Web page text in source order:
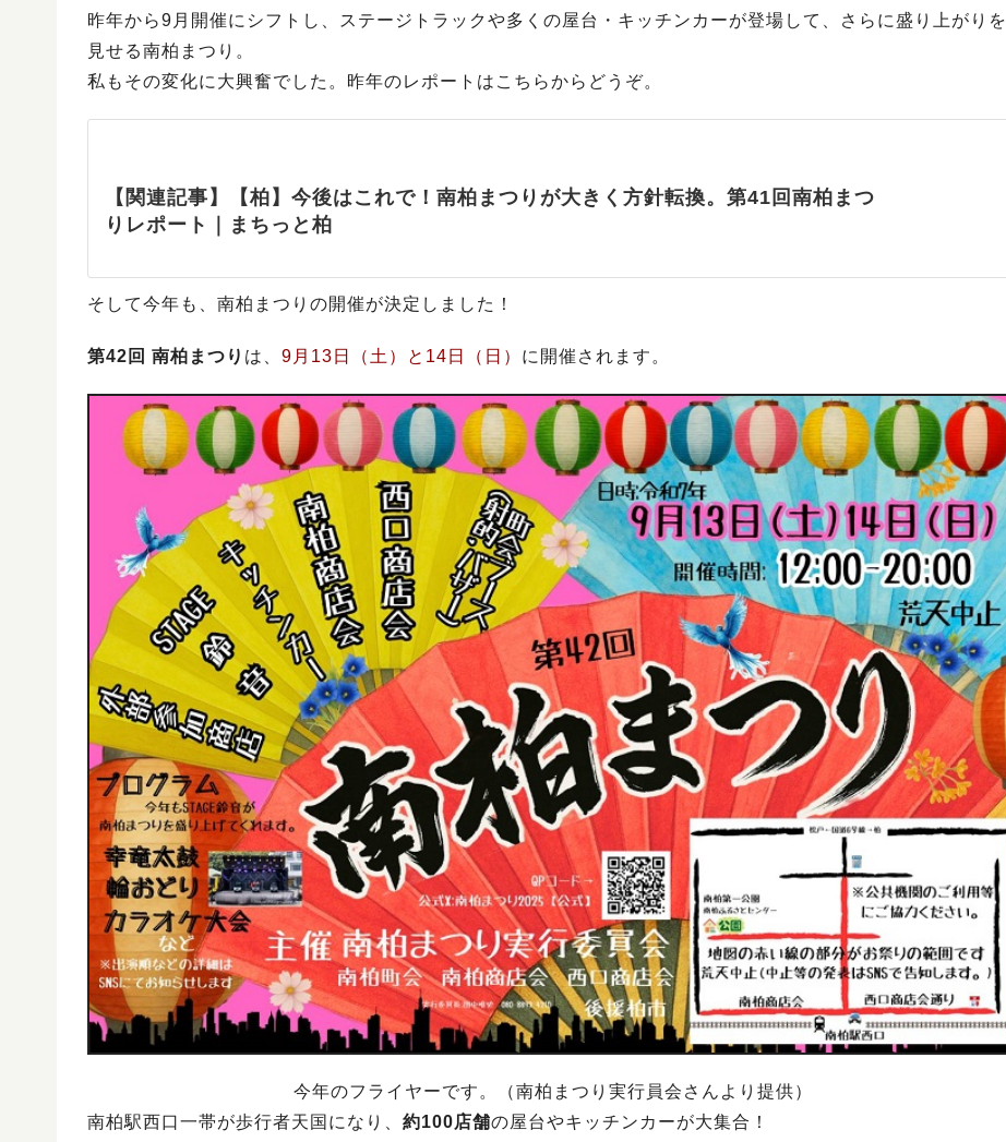
昨年から9月開催にシフトし、ステージトラックや多くの屋台・キッチンカーが登場して、さらに盛り上がりを
見せる南柏まつり。
私もその変化に大興奮でした。昨年のレポートはこちらからどうぞ。
【関連記事】【柏】今後はこれで！南柏まつりが大きく方針転換。第41回南柏まつ
りレポート｜まちっと柏
そして今年も、南柏まつりの開催が決定しました！
第42回 南柏まつり は、 9月13日（土）と14日（日） に開催されます。
今年のフライヤーです。（南柏まつり実行員会さんより提供）
南柏駅西口一帯が歩行者天国になり、 約100店舗の屋台やキッチンカーが大集合！